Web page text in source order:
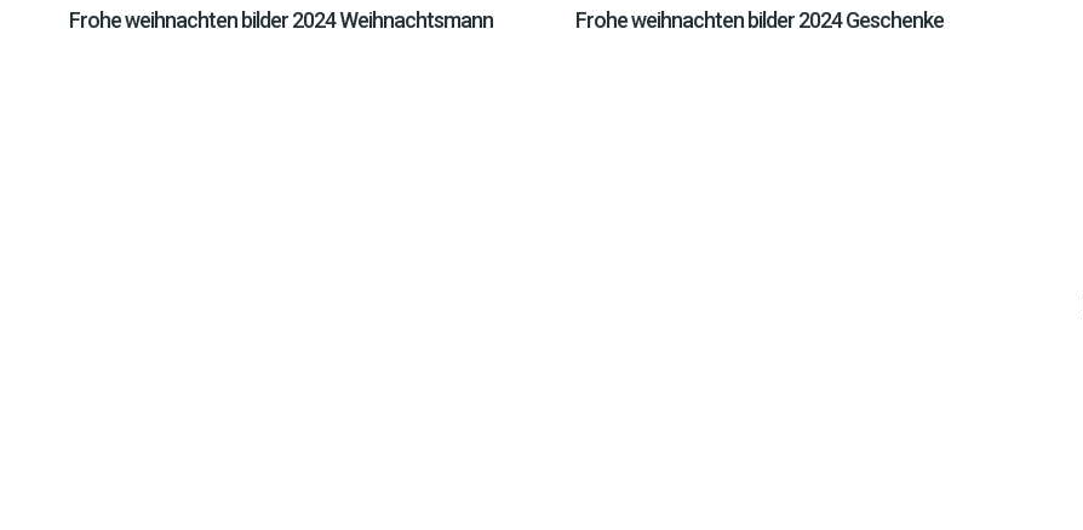
Frohe weihnachten bilder 2024 Weihnachtsmann Frohe weihnachten bilder 2024 Geschenke